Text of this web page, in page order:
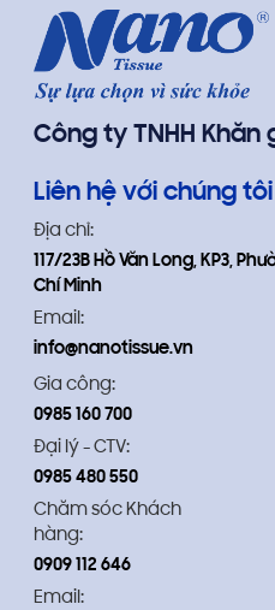
khách hàng, nhân viên và đối
ý nghĩa vừa khẳng định thương
Công ty TNHH Khăn
Liên hệ với chúng tôi
Địa chỉ:
117/23B Hồ Văn Long, KP3,
Chí Minh
Email:
info@nanotissue.vn
Gia công:
0985 160 700
Đại lý - CTV:
0985 480 550
Chăm sóc Khách
hàng:
0909 112 646
Email: